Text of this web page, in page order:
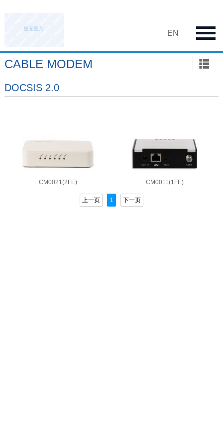
EN
CABLE MODEM
DOCSIS 2.0
CM0021(2FE) CM0011(1FE)
上一页 1 下一页